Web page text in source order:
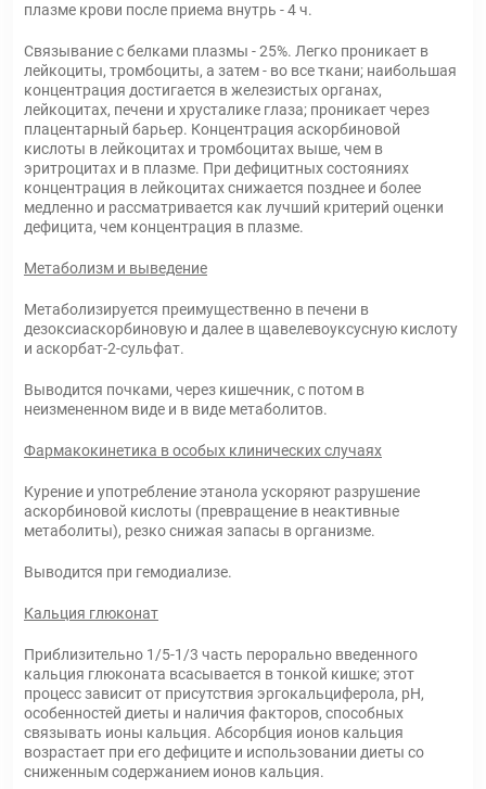
плазме крови после приема внутрь - 4 ч.
Связывание с белками плазмы - 25%. Легко проникает в
лейкоциты, тромбоциты, а затем - во все ткани; наибольшая
концентрация достигается в железистых органах,
лейкоцитах, печени и хрусталике глаза; проникает через
плацентарный барьер. Концентрация аскорбиновой
кислоты в лейкоцитах и тромбоцитах выше, чем в
эритроцитах и в плазме. При дефицитных состояниях
концентрация в лейкоцитах снижается позднее и более
медленно и рассматривается как лучший критерий оценки
дефицита, чем концентрация в плазме.
Метаболизм и выведение
Метаболизируется преимущественно в печени в
дезоксиаскорбиновую и далее в щавелевоуксусную кислоту
и аскорбат-2-сульфат.
Выводится почками, через кишечник, с потом в
неизмененном виде и в виде метаболитов.
Фармакокинетика в особых клинических случаях
Курение и употребление этанола ускоряют разрушение
аскорбиновой кислоты (превращение в неактивные
метаболиты), резко снижая запасы в организме.
Выводится при гемодиализе.
Кальция глюконат
Приблизительно 1/5-1/3 часть перорально введенного
кальция глюконата всасывается в тонкой кишке; этот
процесс зависит от присутствия эргокальциферола, pH,
особенностей диеты и наличия факторов, способных
связывать ионы кальция. Абсорбция ионов кальция
возрастает при его дефиците и использовании диеты со
сниженным содержанием ионов кальция.